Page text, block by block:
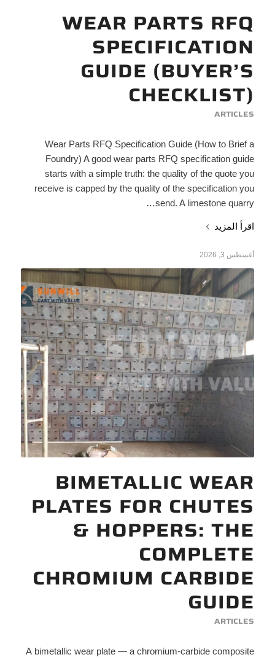
WEAR PARTS RFQ
SPECIFICATION
GUIDE (BUYER’S
CHECKLIST)
ARTICLES
Wear Parts RFQ Specification Guide (How to Brief a
Foundry) A good wear parts RFQ specification guide
starts with a simple truth: the quality of the quote you
receive is capped by the quality of the specification you
send. A limestone quarry…
اقرأ المزيد
أغسطس 3, 2026
BIMETALLIC WEAR
PLATES FOR CHUTES
& HOPPERS: THE
COMPLETE
CHROMIUM CARBIDE
GUIDE
ARTICLES
A bimetallic wear plate — a chromium-carbide composite